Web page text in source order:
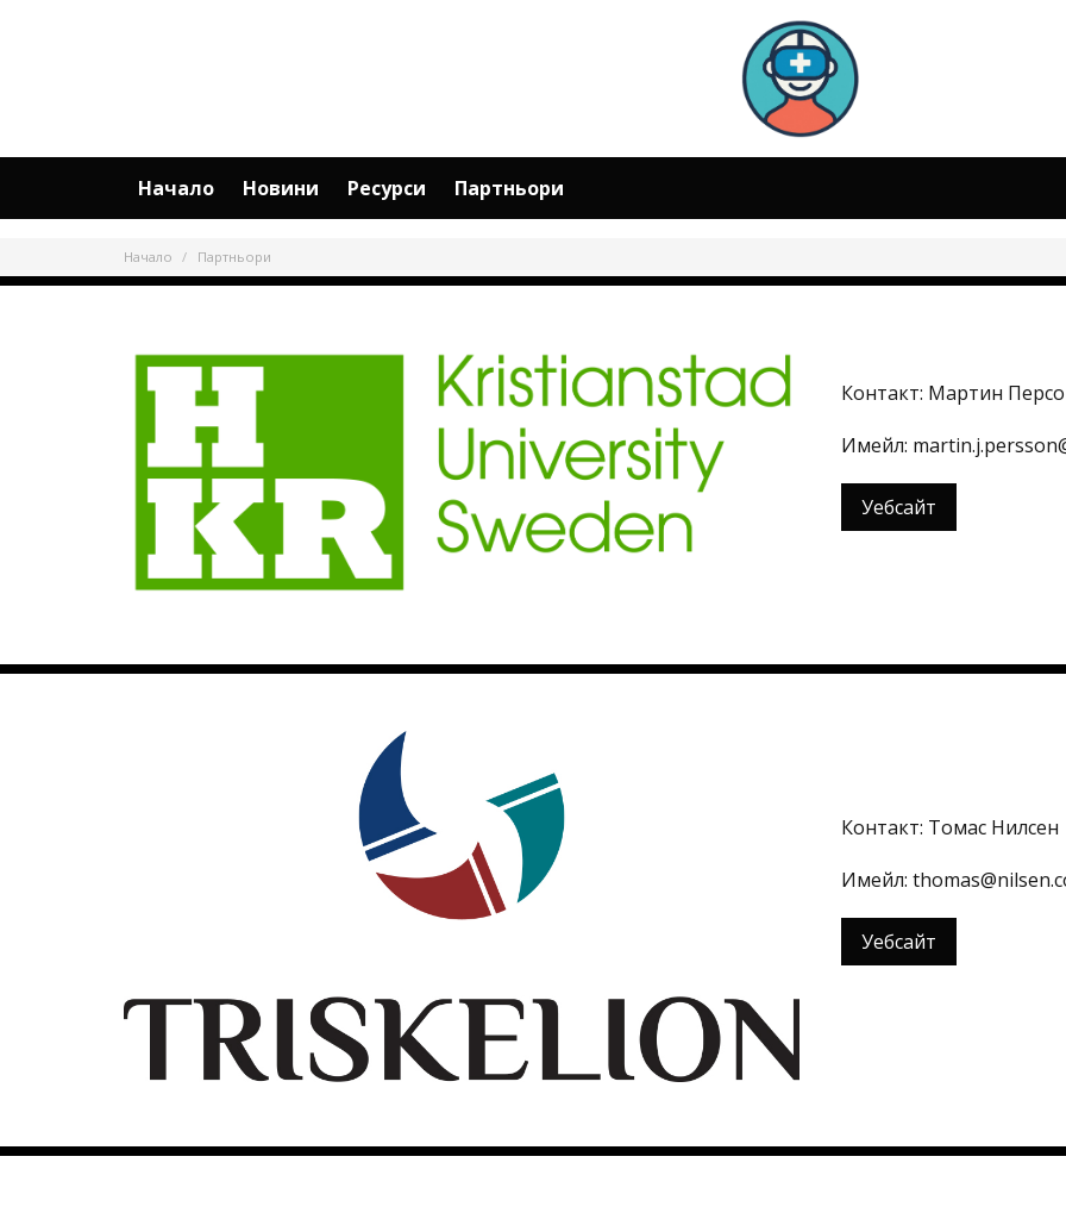
Начало Новини Ресурси Партньори
Начало Партньори
Контакт: Мартин
Имейл:
Уебсайт
Контакт: Томас Нилсен
Имейл:
Уебсайт